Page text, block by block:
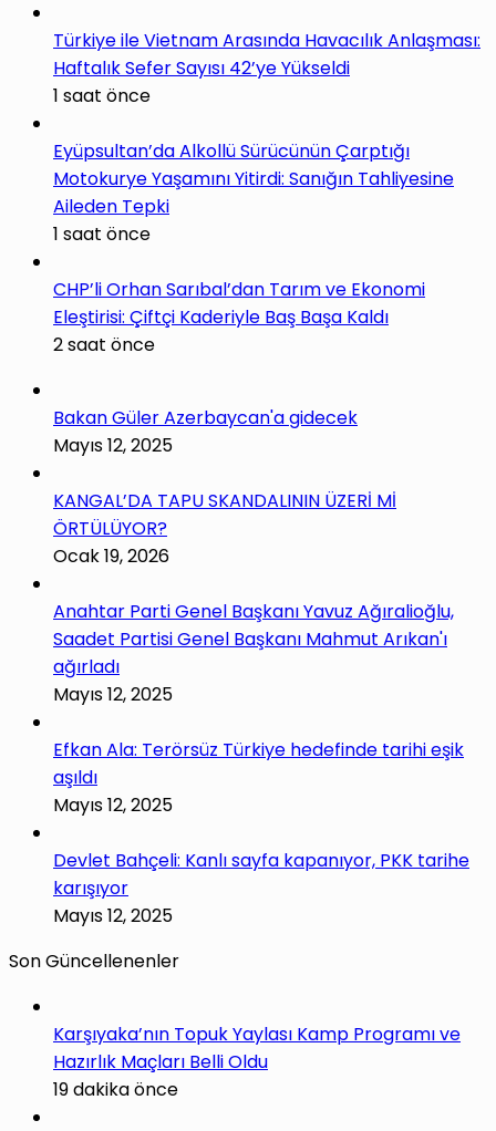
Türkiye ile Vietnam Arasında Havacılık Anlaşması:
Haftalık Sefer Sayısı 42’ye Yükseldi
1 saat önce
Eyüpsultan’da Alkollü Sürücünün Çarptığı
Motokurye Yaşamını Yitirdi: Sanığın Tahliyesine
Aileden Tepki
1 saat önce
CHP’li Orhan Sarıbal’dan Tarım ve Ekonomi
Eleştirisi: Çiftçi Kaderiyle Baş Başa Kaldı
2 saat önce
Bakan Güler Azerbaycan'a gidecek
Mayıs 12, 2025
KANGAL’DA TAPU SKANDALININ ÜZERİ Mİ
ÖRTÜLÜYOR?
Ocak 19, 2026
Anahtar Parti Genel Başkanı Yavuz Ağıralioğlu,
Saadet Partisi Genel Başkanı Mahmut Arıkan'ı
ağırladı
Mayıs 12, 2025
Efkan Ala: Terörsüz Türkiye hedefinde tarihi eşik
aşıldı
Mayıs 12, 2025
Devlet Bahçeli: Kanlı sayfa kapanıyor, PKK tarihe
karışıyor
Mayıs 12, 2025
Son Güncellenenler
Karşıyaka’nın Topuk Yaylası Kamp Programı ve
Hazırlık Maçları Belli Oldu
19 dakika önce